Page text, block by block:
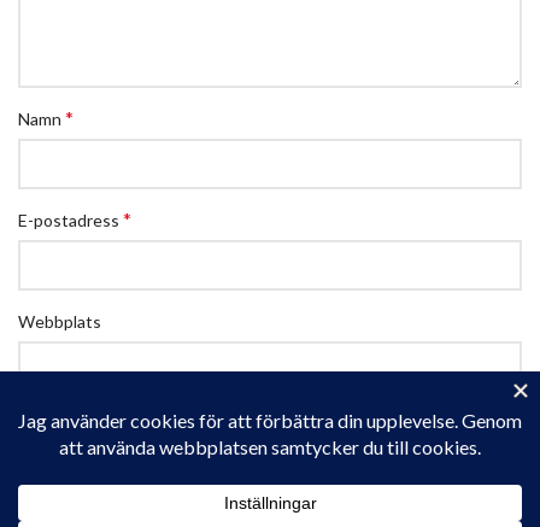
Namn *
E-postadress *
Webbplats
Spara mitt namn, min e-postadress och webbplats i denna
webbläsare till nästa gång jag skriver en kommentar.
website, you agree to their use.
To find out more, including how to control cookies, see here: